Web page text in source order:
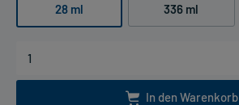
28 ml 336 ml
In den Warenkorb